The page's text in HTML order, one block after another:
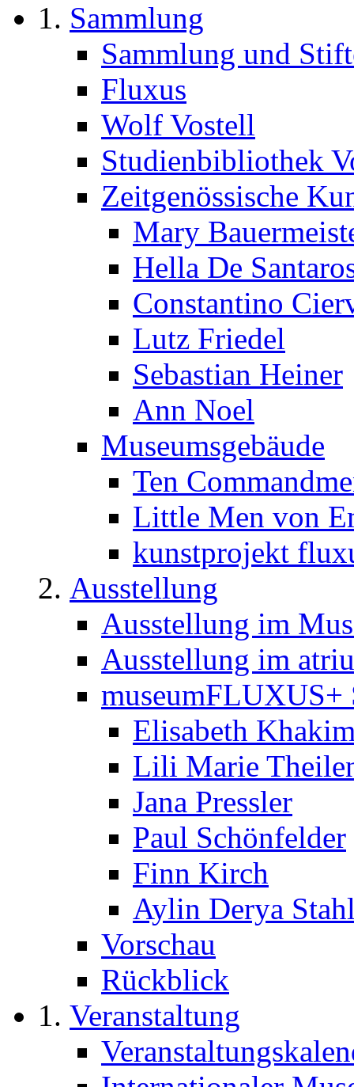
Sammlung
Sammlung und
Fluxus
Wolf Vostell
Studienbibliothek
Zeitgenössische
Mary
Hella De
Constantino
Lutz Friedel
Sebastian Heiner
Ann Noel
Museumsgebäude
Ten
Little Men von
kunstprojekt
Ausstellung
Ausstellung im
Ausstellung im
museumFLUXUS+
Elisabeth
Lili Marie
Jana Pressler
Paul Schönfelder
Finn Kirch
Aylin Derya
Vorschau
Rückblick
Veranstaltung